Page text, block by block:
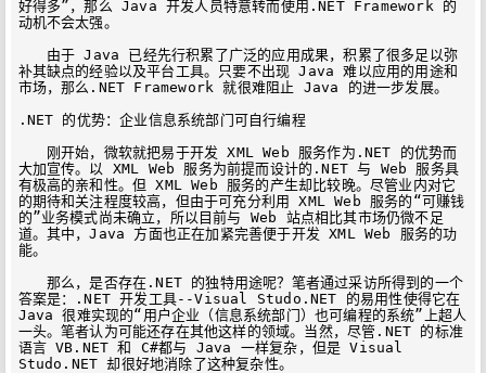
好得多”，那么 Java 开发人员特意转而使用.NET Framework 的
动机不会太强。
由于 Java 已经先行积累了广泛的应用成果，积累了很多足以弥
补其缺点的经验以及平台工具。只要不出现 Java 难以应用的用途和
市场，那么.NET Framework 就很难阻止 Java 的进一步发展。
.NET 的优势：企业信息系统部门可自行编程
刚开始，微软就把易于开发 XML Web 服务作为.NET 的优势而
大加宣传。以 XML Web 服务为前提而设计的.NET 与 Web 服务具
有极高的亲和性。但 XML Web 服务的产生却比较晚。尽管业内对它
的期待和关注程度较高，但由于可充分利用 XML Web 服务的“可赚钱
的”业务模式尚未确立，所以目前与 Web 站点相比其市场仍微不足
道。其中，Java 方面也正在加紧完善便于开发 XML Web 服务的功
能。
那么，是否存在.NET 的独特用途呢？笔者通过采访所得到的一个
答案是：.NET 开发工具--Visual Studo.NET 的易用性使得它在
Java 很难实现的“用户企业（信息系统部门）也可编程的系统”上超人
一头。笔者认为可能还存在其他这样的领域。当然，尽管.NET 的标准
语言 VB.NET 和 C#都与 Java 一样复杂，但是 Visual
Studo.NET 却很好地消除了这种复杂性。